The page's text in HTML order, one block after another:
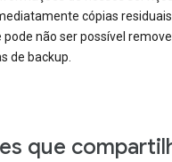
cópias
pode não ser possível
de backup.
que